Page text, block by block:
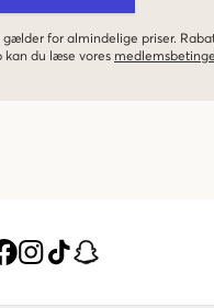
for almindelige priser.
kan du læse vores